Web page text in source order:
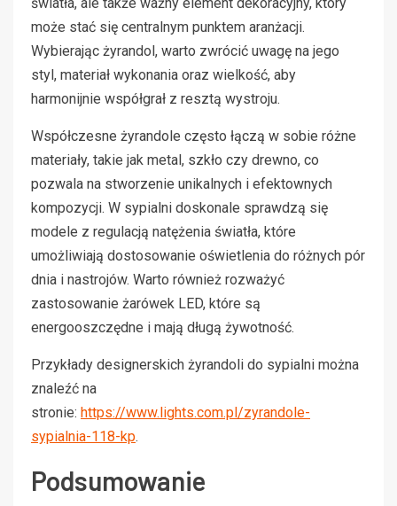
może stać się centralnym punktem aranżacji.
Wybierając żyrandol, warto zwrócić uwagę na jego
styl, materiał wykonania oraz wielkość, aby
harmonijnie współgrał z resztą wystroju.
Współczesne żyrandole często łączą w sobie różne
materiały, takie jak metal, szkło czy drewno, co
pozwala na stworzenie unikalnych i efektownych
kompozycji. W sypialni doskonale sprawdzą się
modele z regulacją natężenia światła, które
umożliwiają dostosowanie oświetlenia do różnych pór
dnia i nastrojów. Warto również rozważyć
zastosowanie żarówek LED, które są
energooszczędne i mają długą żywotność.
Przykłady designerskich żyrandoli do sypialni można
znaleźć na
stronie: https://www.lights.com.pl/zyrandole-
sypialnia-118-kp.
Podsumowanie